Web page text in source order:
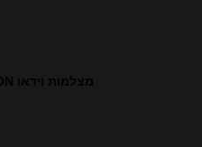
מצלמות וידאו CANON